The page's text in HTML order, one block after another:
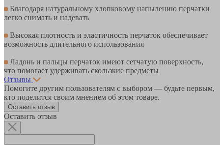
Благодаря натуральному хлопковому напылению перчатки
легко снимать и надевать
Высокая плотность и эластичность перчаток обеспечивает
возможность длительного использования
Ладонь и пальцы перчаток имеют сетчатую поверхность,
что помогает удерживать скользкие предметы
Отзывы
Помогите другим пользователям с выбором — будьте первым,
кто поделится своим мнением об этом товаре.
Оставить отзыв
Оставить отзыв